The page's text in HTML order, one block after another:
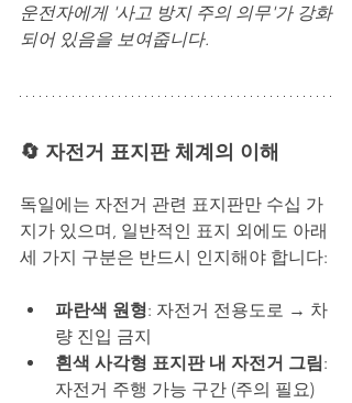
운전자에게 '사고 방지 주의 의무'가 강화
되어 있음을 보여줍니다.
🔄 자전거 표지판 체계의 이해
독일에는 자전거 관련 표지판만 수십 가
지가 있으며, 일반적인 표지 외에도 아래
세 가지 구분은 반드시 인지해야 합니다:
파란색 원형: 자전거 전용도로 → 차
량 진입 금지
흰색 사각형 표지판 내 자전거 그림:
자전거 주행 가능 구간 (주의 필요)